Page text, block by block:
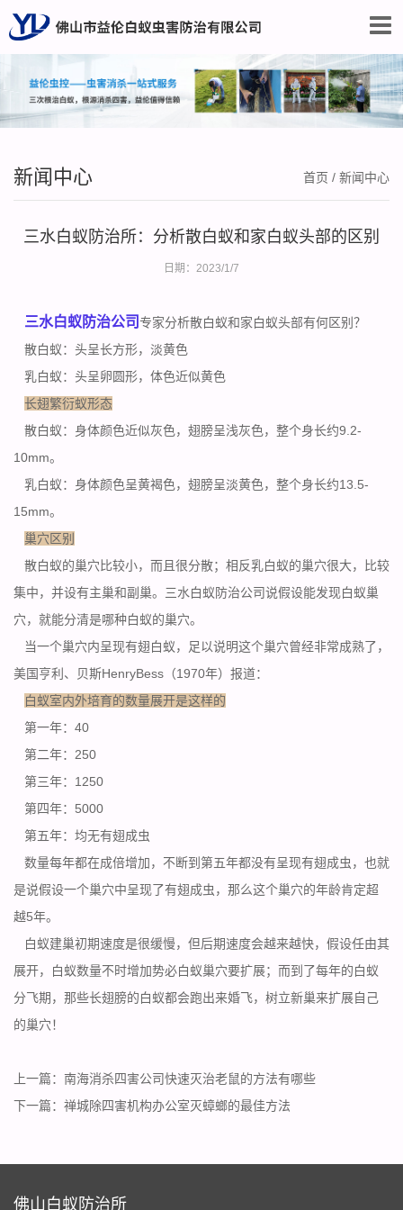
新闻中心 首页 / 新闻中心
三水白蚁防治所：分析散白蚁和家白蚁头部的区别
日期：2023/1/7
三水白蚁防治公司专家分析散白蚁和家白蚁头部有何区别？
散白蚁：头呈长方形，淡黄色
乳白蚁：头呈卵圆形，体色近似黄色
长翅繁衍蚁形态
散白蚁：身体颜色近似灰色，翅膀呈浅灰色，整个身长约9.2-
10mm。
乳白蚁：身体颜色呈黄褐色，翅膀呈淡黄色，整个身长约13.5-
15mm。
巢穴区别
散白蚁的巢穴比较小，而且很分散；相反乳白蚁的巢穴很大，比较
集中，并设有主巢和副巢。三水白蚁防治公司说假设能发现白蚁巢
穴，就能分清是哪种白蚁的巢穴。
当一个巢穴内呈现有翅白蚁，足以说明这个巢穴曾经非常成熟了，
美国亨利、贝斯HenryBess（1970年）报道：
白蚁室内外培育的数量展开是这样的
第一年：40
第二年：250
第三年：1250
第四年：5000
第五年：均无有翅成虫
数量每年都在成倍增加，不断到第五年都没有呈现有翅成虫 ，也就
是说假设一个巢穴中呈现了有翅成虫，那么这个巢穴的年龄肯定超
越5年。
白蚁建巢初期速度是很缓慢，但后期速度会越来越快，假设任由其
展开，白蚁数量不时增加势必白蚁巢穴要扩展；而到了每年的白蚁
分飞期，那些长翅膀的白蚁都会跑出来婚飞，树立新巢来扩展自己
的巢穴！
上一篇： 南海消杀四害公司快速灭治老鼠的方法有哪些
下一篇： 禅城除四害机构办公室灭蟑螂的最佳方法
佛山白蚁防治所